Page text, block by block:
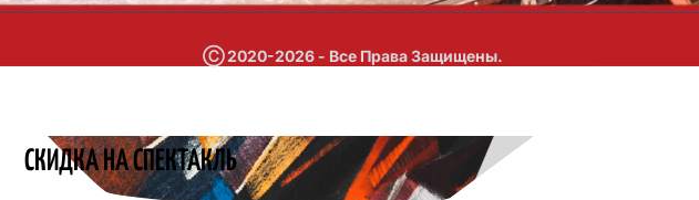
Ⓒ 2020-2026 - Все Права Защищены.
СКИДКА НА СПЕКТАКЛЬ